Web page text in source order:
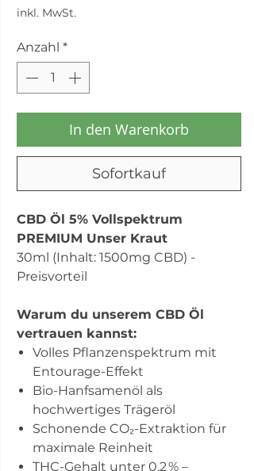
inkl. MwSt.
Anzahl *
In den Warenkorb
Sofortkauf
CBD Öl 5% Vollspektrum
PREMIUM Unser Kraut
30ml (Inhalt: 1500mg CBD) -
Preisvorteil
Warum du unserem CBD Öl
vertrauen kannst:
Volles Pflanzenspektrum mit
Entourage-Effekt
Bio-Hanfsamenöl als
hochwertiges Trägeröl
Schonende CO₂-Extraktion für
maximale Reinheit
THC-Gehalt unter 0,2 % –